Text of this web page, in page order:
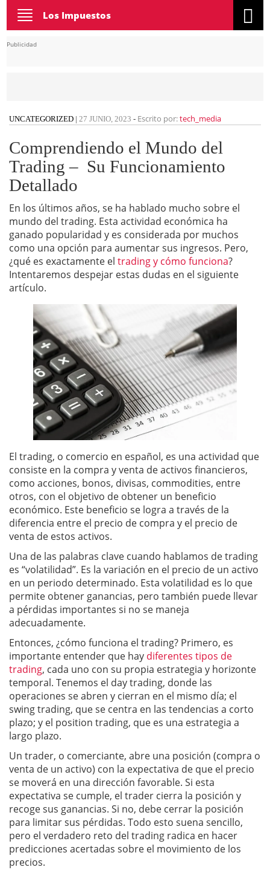
Toggle
navigation
Los Impuestos
Publicidad
UNCATEGORIZED | 27 JUNIO, 2023 - Escrito por:tech_media
Comprendiendo el Mundo del
Trading – Su Funcionamiento
Detallado
En los últimos años, se ha hablado mucho sobre el
mundo del trading. Esta actividad económica ha
ganado popularidad y es considerada por muchos
como una opción para aumentar sus ingresos. Pero,
¿qué es exactamente el trading y cómo funciona?
Intentaremos despejar estas dudas en el siguiente
artículo.
El trading, o comercio en español, es una actividad que
consiste en la compra y venta de activos financieros,
como acciones, bonos, divisas, commodities, entre
otros, con el objetivo de obtener un beneficio
económico. Este beneficio se logra a través de la
diferencia entre el precio de compra y el precio de
venta de estos activos.
Una de las palabras clave cuando hablamos de trading
es “volatilidad”. Es la variación en el precio de un activo
en un periodo determinado. Esta volatilidad es lo que
permite obtener ganancias, pero también puede llevar
a pérdidas importantes si no se maneja
adecuadamente.
Entonces, ¿cómo funciona el trading? Primero, es
importante entender que hay diferentes tipos de
trading, cada uno con su propia estrategia y horizonte
temporal. Tenemos el day trading, donde las
operaciones se abren y cierran en el mismo día; el
swing trading, que se centra en las tendencias a corto
plazo; y el position trading, que es una estrategia a
largo plazo.
Un trader, o comerciante, abre una posición (compra o
venta de un activo) con la expectativa de que el precio
se moverá en una dirección favorable. Si esta
expectativa se cumple, el trader cierra la posición y
recoge sus ganancias. Si no, debe cerrar la posición
para limitar sus pérdidas. Todo esto suena sencillo,
pero el verdadero reto del trading radica en hacer
predicciones acertadas sobre el movimiento de los
precios.